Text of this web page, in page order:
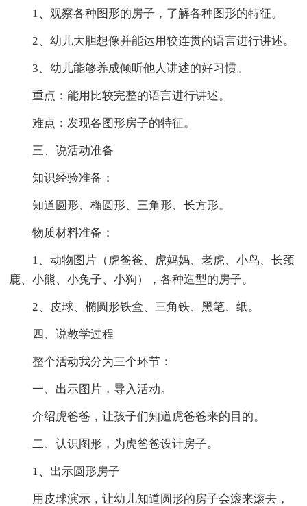
1、观察各种图形的房子，了解各种图形的特征。
2、幼儿大胆想像并能运用较连贯的语言进行讲述。
3、幼儿能够养成倾听他人讲述的好习惯。
重点：能用比较完整的语言进行讲述。
难点：发现各图形房子的特征。
三、说活动准备
知识经验准备：
知道圆形、椭圆形、三角形、长方形。
物质材料准备：
1、动物图片（虎爸爸、虎妈妈、老虎、小鸟、长颈
鹿、小熊、小兔子、小狗），各种造型的房子。
2、皮球、椭圆形铁盒、三角铁、黑笔、纸。
四、说教学过程
整个活动我分为三个环节：
一、出示图片，导入活动。
介绍虎爸爸，让孩子们知道虎爸爸来的目的。
二、认识图形，为虎爸爸设计房子。
1、出示圆形房子
用皮球演示，让幼儿知道圆形的房子会滚来滚去，